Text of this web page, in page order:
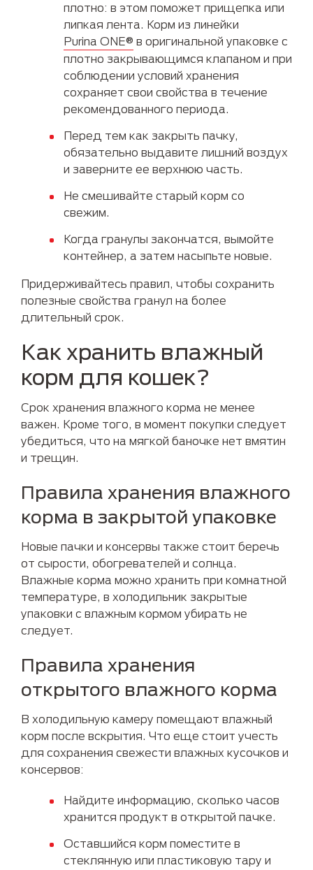
плотно: в этом поможет прищепка или
липкая лента. Корм из линейки
Purina ONE® в оригинальной упаковке с
плотно закрывающимся клапаном и при
соблюдении условий хранения
сохраняет свои свойства в течение
рекомендованного периода.
Перед тем как закрыть пачку,
обязательно выдавите лишний воздух
и заверните ее верхнюю часть.
Не смешивайте старый корм со
свежим.
Когда гранулы закончатся, вымойте
контейнер, а затем насыпьте новые.
Придерживайтесь правил, чтобы сохранить
полезные свойства гранул на более
длительный срок.
Как хранить влажный
корм для кошек?
Срок хранения влажного корма не менее
важен. Кроме того, в момент покупки следует
убедиться, что на мягкой баночке нет вмятин
и трещин.
Правила хранения влажного
корма в закрытой упаковке
Новые пачки и консервы также стоит беречь
от сырости, обогревателей и солнца.
Влажные корма можно хранить при комнатной
температуре, в холодильник закрытые
упаковки с влажным кормом убирать не
следует.
Правила хранения
открытого влажного корма
В холодильную камеру помещают влажный
корм после вскрытия. Что еще стоит учесть
для сохранения свежести влажных кусочков и
консервов:
Найдите информацию, сколько часов
хранится продукт в открытой пачке.
Оставшийся корм поместите в
стеклянную или пластиковую тару и